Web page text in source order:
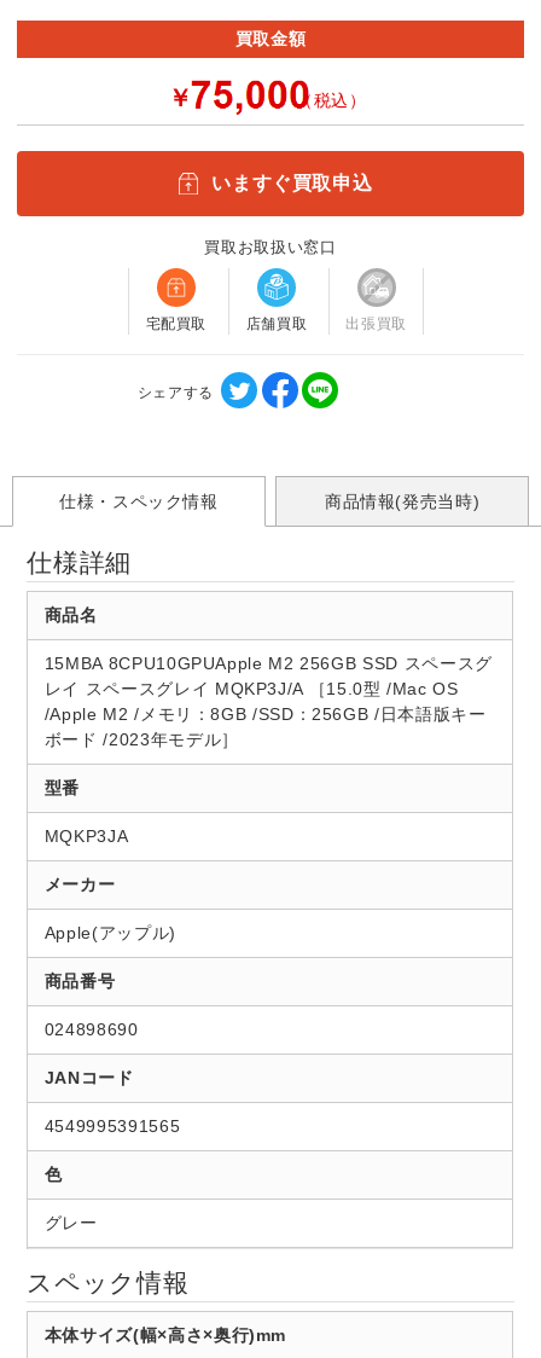
買取金額
￥ （税込）
いますぐ買取申込
買取お取扱い窓口
宅配買取 店舗買取 出張買取
シェアする
仕様・スペック情報 商品情報(発売当時)
仕様詳細
商品名
15MBA 8CPU10GPUApple M2 256GB SSD スペースグ
レイ スペースグレイ MQKP3J/A ［15.0型 /Mac OS
/Apple M2 /メモリ：8GB /SSD：256GB /日本語版キー
ボード /2023年モデル］
型番
MQKP3JA
メーカー
Apple(アップル)
商品番号
024898690
JANコード
4549995391565
色
グレー
スペック情報
本体サイズ(幅×高さ×奥行)mm